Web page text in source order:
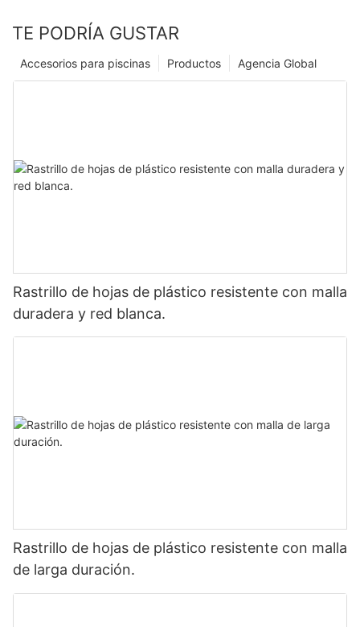
TE PODRÍA GUSTAR
Agencia Global
Productos
Accesorios para piscinas
Rastrillo de hojas de plástico resistente con malla
duradera y red blanca.
Rastrillo de hojas de plástico resistente con malla
de larga duración.